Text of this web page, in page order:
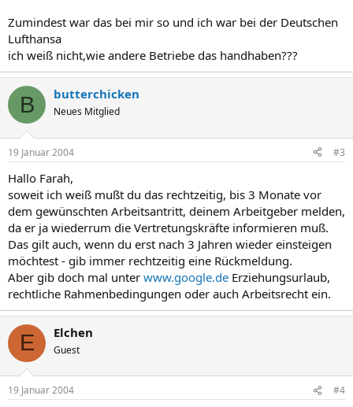
Zumindest war das bei mir so und ich war bei der Deutschen
Lufthansa
ich weiß nicht,wie andere Betriebe das handhaben???
B butterchicken
Neues Mitglied
19 Januar 2004 #3
Hallo Farah,
soweit ich weiß mußt du das rechtzeitig, bis 3 Monate vor
dem gewünschten Arbeitsantritt, deinem Arbeitgeber melden,
da er ja wiederrum die Vertretungskräfte informieren muß.
Das gilt auch, wenn du erst nach 3 Jahren wieder einsteigen
möchtest - gib immer rechtzeitig eine Rückmeldung.
Aber gib doch mal unter www.google.de Erziehungsurlaub,
rechtliche Rahmenbedingungen oder auch Arbeitsrecht ein.
E Elchen
Guest
19 Januar 2004 #4